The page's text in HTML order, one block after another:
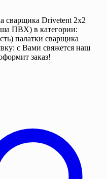
сварщика Drivetent 2х2
ПВХ) в категории:
палатки сварщика
с Вами свяжется наш
заказ!